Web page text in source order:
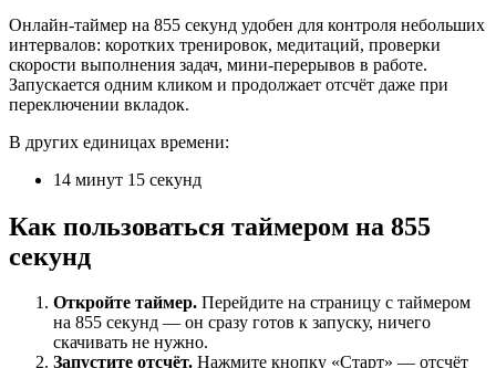
Онлайн-таймер на 855 секунд удобен для контроля небольших
интервалов: коротких тренировок, медитаций, проверки
скорости выполнения задач, мини-перерывов в работе.
Запускается одним кликом и продолжает отсчёт даже при
переключении вкладок.
В других единицах времени:
14 минут 15 секунд
Как пользоваться таймером на 855
секунд
Откройте таймер. Перейдите на страницу с таймером
на 855 секунд — он сразу готов к запуску, ничего
скачивать не нужно.
Запустите отсчёт. Нажмите кнопку «Старт» — отсчёт